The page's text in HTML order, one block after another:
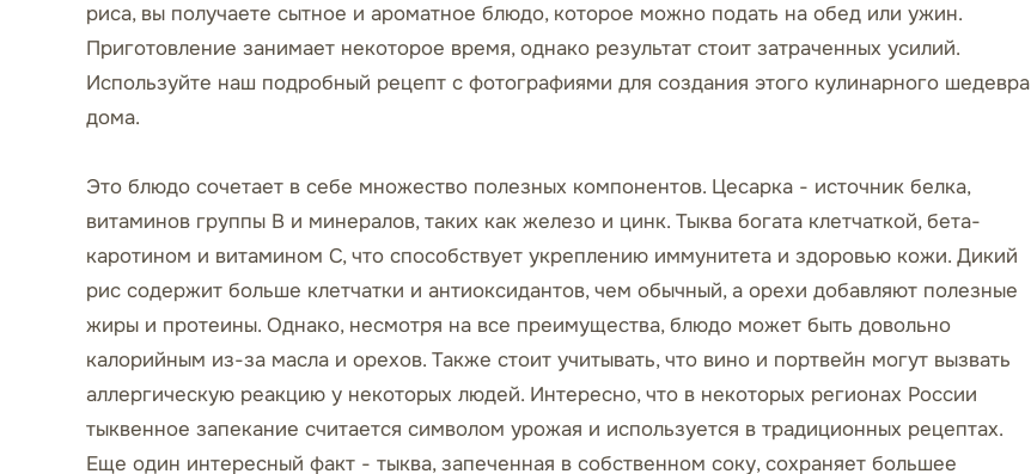
риса, вы получаете сытное и ароматное блюдо, которое можно подать на обед или ужин.
Приготовление занимает некоторое время, однако результат стоит затраченных усилий.
Используйте наш подробный рецепт с фотографиями для создания этого кулинарного шедевра
дома.
Это блюдо сочетает в себе множество полезных компонентов. Цесарка - источник белка,
витаминов группы B и минералов, таких как железо и цинк. Тыква богата клетчаткой, бета-
каротином и витамином C, что способствует укреплению иммунитета и здоровью кожи. Дикий
рис содержит больше клетчатки и антиоксидантов, чем обычный, а орехи добавляют полезные
жиры и протеины. Однако, несмотря на все преимущества, блюдо может быть довольно
калорийным из-за масла и орехов. Также стоит учитывать, что вино и портвейн могут вызвать
аллергическую реакцию у некоторых людей. Интересно, что в некоторых регионах России
тыквенное запекание считается символом урожая и используется в традиционных рецептах.
Еще один интересный факт - тыква, запеченная в собственном соку, сохраняет большее